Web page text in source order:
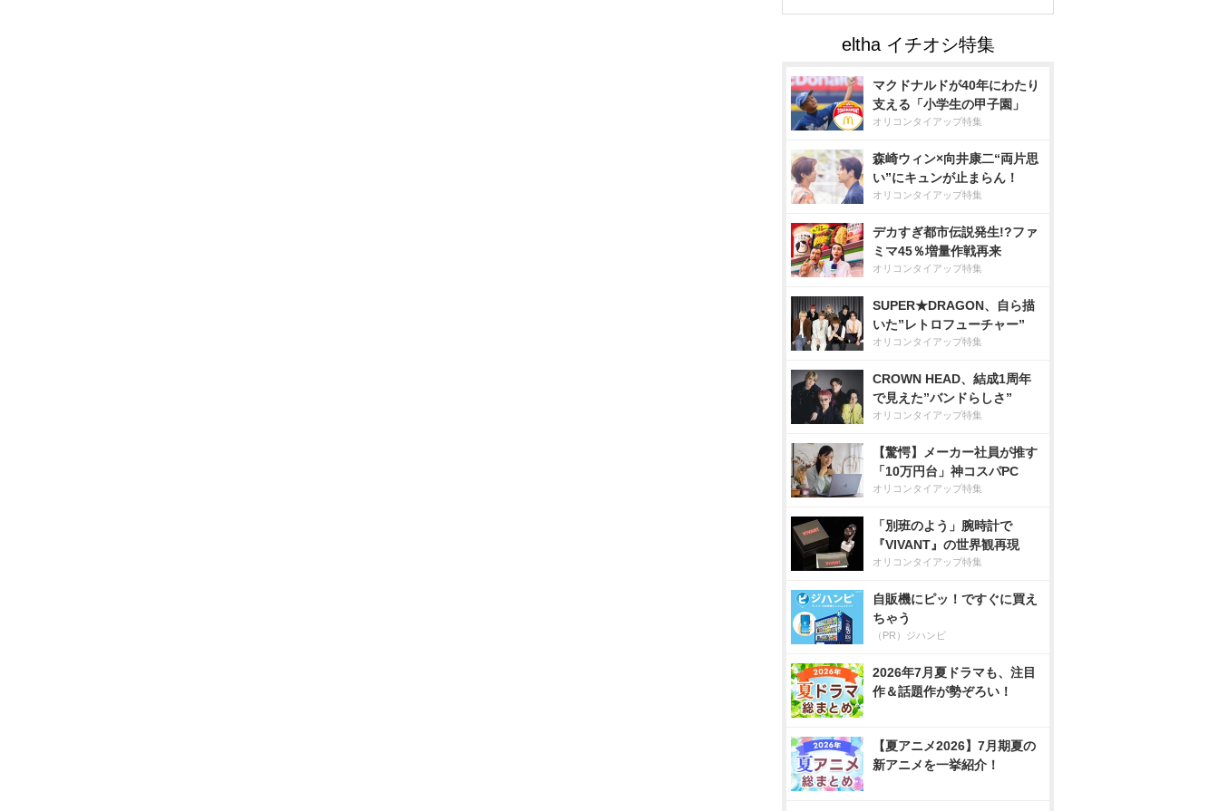
マクドナルドが40年にわたり
支える「小学生の甲子園」
オリコンタイアップ特集
森崎ウィン×向井康二“両片思
い”にキュンが止まらん！
オリコンタイアップ特集
デカすぎ都市伝説発生!?ファ
ミマ45％増量作戦再来
オリコンタイアップ特集
SUPER★DRAGON、自ら描
いた”レトロフューチャー”
オリコンタイアップ特集
CROWN HEAD、結成1周年
で見えた”バンドらしさ”
オリコンタイアップ特集
【驚愕】メーカー社員が推す
「10万円台」神コスパPC
オリコンタイアップ特集
「別班のよう」腕時計で
『VIVANT』の世界観再現
オリコンタイアップ特集
自販機にピッ！ですぐに買え
ちゃう
（PR）ジハンピ
2026年7月夏ドラマも、注目
作＆話題作が勢ぞろい！
【夏アニメ2026】7月期夏の
新アニメを一挙紹介！